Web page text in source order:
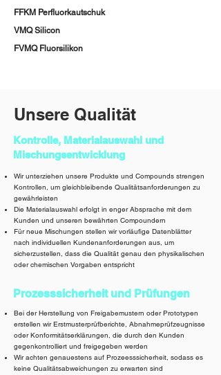
FFKM Perfluorkautschuk
VMQ Silicon
FVMQ Fluorsilikon
Unsere Qualität
Kontrolle, Materialauswahl und
Mischungsentwicklung
Wir unterziehen unsere Produkte und Compounds strengen
Kontrollen, um gleichbleibende Qualitätsanforderungen zu
gewährleisten
Die Materialauswahl erfolgt in enger Absprache mit dem
Kunden und unseren bewährten Compoundern
Für neue Mischungen stellen wir vorläufige Datenblätter
nach individuellen Kundenanforderungen aus, um
sicherzustellen, dass die Qualität genau den physikalischen
oder chemischen Vorgaben entspricht
Prozesssicherheit und Prüfungen
Bei der Herstellung von Freigabemustern oder Prototypen
erstellen wir Erstmusterprüfberichte, Abnahmeprüfzeugnisse
oder Konformitätserklärungen, die durch den Kunden
gegenkontrolliert und freigegeben werden
Wir achten genauestens auf Prozeesssicherheit, sodass es
keine Qualitätsabweichungen zu erwarten sind